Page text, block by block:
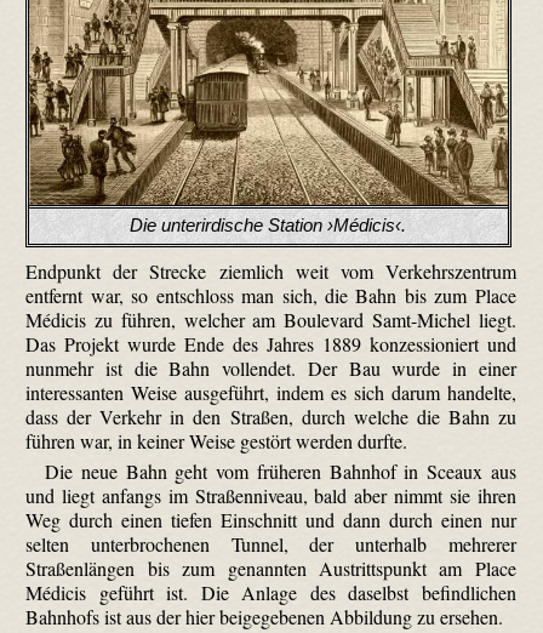
Die unterirdische Station ›Médicis‹.
Endpunkt der Strecke ziemlich weit vom Verkehrszentrum
entfernt war, so entschloss man sich, die Bahn bis zum Place
Médicis zu führen, welcher am Boulevard Samt-Michel liegt.
Das Projekt wurde Ende des Jahres 1889 konzessioniert und
nunmehr ist die Bahn vollendet. Der Bau wurde in einer
interessanten Weise ausgeführt, indem es sich darum handelte,
dass der Verkehr in den Straßen, durch welche die Bahn zu
führen war, in keiner Weise gestört werden durfte.
Die neue Bahn geht vom früheren Bahnhof in Sceaux aus
und liegt anfangs im Straßenniveau, bald aber nimmt sie ihren
Weg durch einen tiefen Einschnitt und dann durch einen nur
selten unterbrochenen Tunnel, der unterhalb mehrerer
Straßenlängen bis zum genannten Austrittspunkt am Place
Médicis geführt ist. Die Anlage des daselbst befindlichen
Bahnhofs ist aus der hier beigegebenen Abbildung zu ersehen.